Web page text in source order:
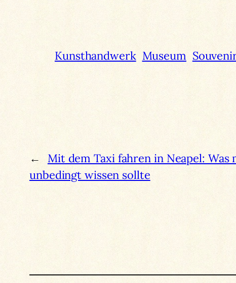
Kunsthandwerk Museum
←
Mit dem Taxi fahren in Neapel: Was
unbedingt wissen sollte